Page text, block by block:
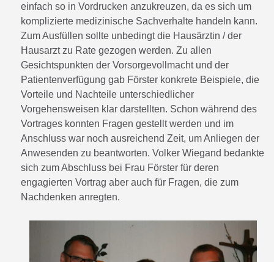
einfach so in Vordrucken anzukreuzen, da es sich um
komplizierte medizinische Sachverhalte handeln kann.
Zum Ausfüllen sollte unbedingt die Hausärztin / der
Hausarzt zu Rate gezogen werden. Zu allen
Gesichtspunkten der Vorsorgevollmacht und der
Patientenverfügung gab Förster konkrete Beispiele, die
Vorteile und Nachteile unterschiedlicher
Vorgehensweisen klar darstellten. Schon während des
Vortrages konnten Fragen gestellt werden und im
Anschluss war noch ausreichend Zeit, um Anliegen der
Anwesenden zu beantworten. Volker Wiegand bedankte
sich zum Abschluss bei Frau Förster für deren
engagierten Vortrag aber auch für Fragen, die zum
Nachdenken anregten.